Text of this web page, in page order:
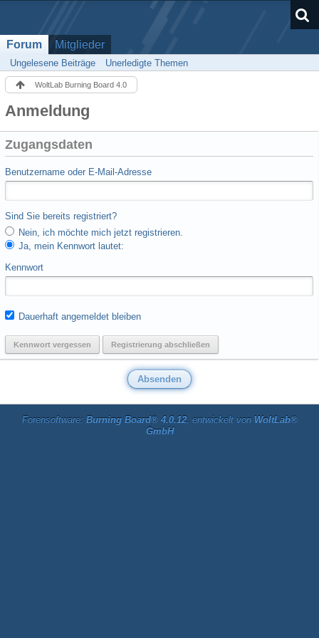
Forum Mitglieder
Ungelesene Beiträge Unerledigte Themen
WoltLab Burning Board 4.0
Anmeldung
Zugangsdaten
Benutzername oder E-Mail-Adresse
Sind Sie bereits registriert?
Nein, ich möchte mich jetzt registrieren.
Ja, mein Kennwort lautet:
Kennwort
Dauerhaft angemeldet bleiben
Kennwort vergessen Registrierung abschließen
Forensoftware: Burning Board® 4.0.12, entwickelt von WoltLab®
GmbH